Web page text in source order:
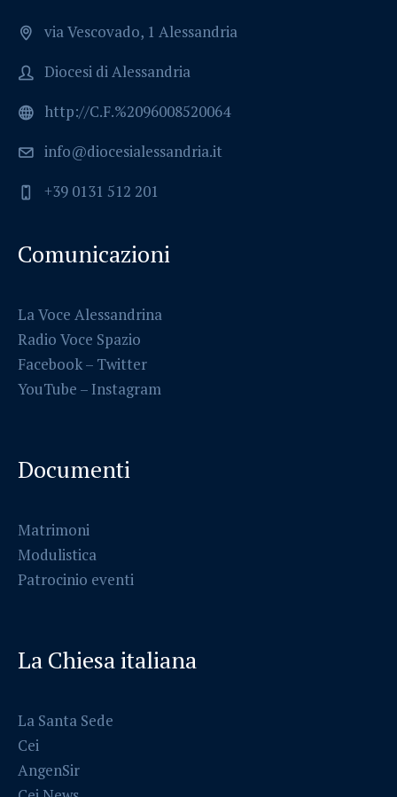
via Vescovado, 1 Alessandria
Diocesi di Alessandria
http://C.F.%2096008520064
info@diocesialessandria.it
+39 0131 512 201
Comunicazioni
La Voce Alessandrina
Radio Voce Spazio
Facebook– Twitter
YouTube – Instagram
Documenti
Matrimoni
Modulistica
Patrocinio eventi
La Chiesa italiana
La Santa Sede
Cei
AngenSir